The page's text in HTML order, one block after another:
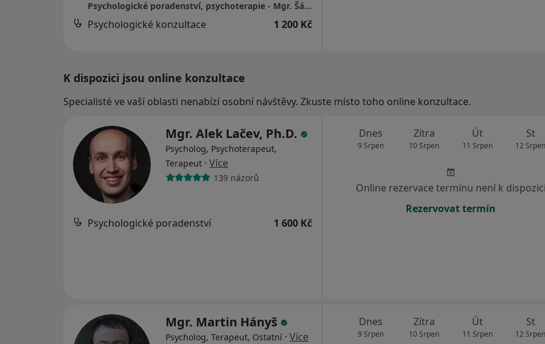
Psychologické poradenství, psychoterapie - Mgr. Šárka Kohoutková
Psychologické konzultace 1 200 Kč
K dispozici jsou online konzultace
Specialisté ve vaší oblasti nenabízí osobní návštěvy. Zkuste místo toho online konzultace.
Mgr. Alek Lačev, Ph.D.
Psycholog, Psychoterapeut,
Terapeut · Více
139 názorů
Psychologické poradenství 1 600 Kč
Dnes
9 Srpen
Zítra
10 Srpen
Út
11 Srpen
St
12 Srpen
Online rezervace termínu není k dispozici
Rezervovat termín
Mgr. Martin Hányš
Psycholog, Terapeut, Ostatní · Více
Dnes
9 Srpen
Zítra
10 Srpen
Út
11 Srpen
St
12 Srpen